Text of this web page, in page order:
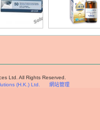
Ltd. All Rights Reserved.
(H.K.) Ltd. 網站管理